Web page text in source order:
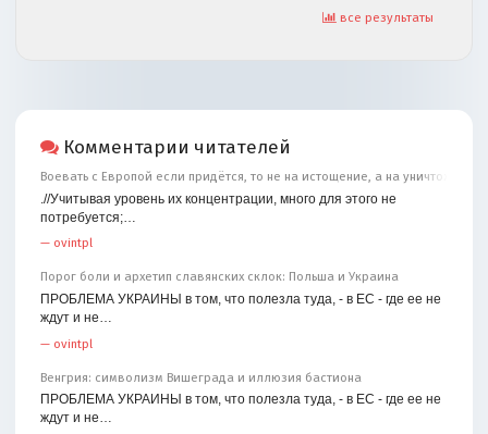
все результаты
Комментарии читателей
Воевать с Европой если придётся, то не на истощение, а на уничтожение
.//Учитывая уровень их концентрации, много для этого не
потребуется;…
— ovintpl
Порог боли и архетип славянских склок: Польша и Украина
ПРОБЛЕМА УКРАИНЫ в том, что полезла туда, - в ЕС - где ее не
ждут и не…
— ovintpl
Венгрия: символизм Вишеграда и иллюзия бастиона
ПРОБЛЕМА УКРАИНЫ в том, что полезла туда, - в ЕС - где ее не
ждут и не…